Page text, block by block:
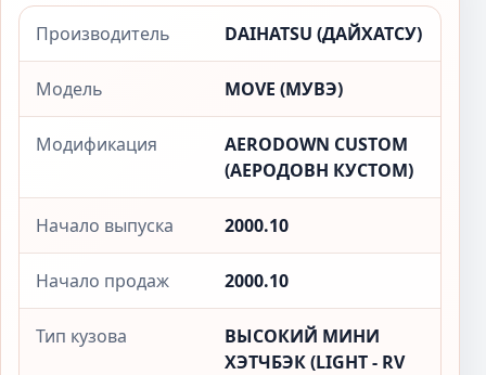
Производитель DAIHATSU (ДАЙХАТСУ)
Модель MOVE (МУВЭ)
Модификация
AERODOWN CUSTOM
(АЕРОДОВН КУСТОМ)
Начало выпуска 2000.10
Начало продаж 2000.10
Тип кузова
ВЫСОКИЙ МИНИ
ХЭТЧБЭК (LIGHT - RV